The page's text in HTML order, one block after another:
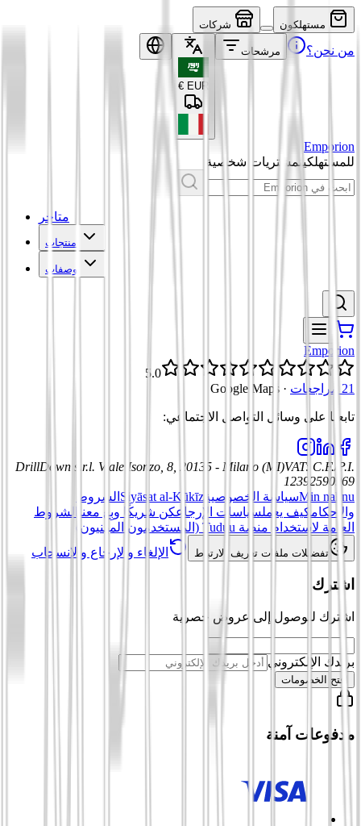
مستهلكون شركات
من نحن؟ مرشحات
EUR
€
Emporion
للمستهلكينمشتريات شخصية
متاجر
منتجات
وصفات
Emporion
5.0
21 مراجعات
·
Google Maps
تابعنا على وسائل التواصل الاجتماعي:
DrillDown s.r.l. Viale Isonzo, 8, 20135 - Milano (MI)VAT: C.F./P.I.
12392590969
Min nahnuسياسة الخصوصية Siyāsat al-Kūkīz الشروط
والأحكامكيف يعملسياسات الإرجاعكن شريكًا وبِع معنا
الشروط
العامة لاستخدام منصة Tuduu (المستخدمون المهنيون)
تفضيلات ملفات تعريف الارتباط الإلغاء والإرجاع والانسحاب
اشترك
اشترك للوصول إلى عروض حصرية
بريدك الإلكتروني
افتح الخصومات
مدفوعات آمنة